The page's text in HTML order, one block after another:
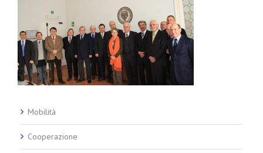
Mobilità
Cooperazione